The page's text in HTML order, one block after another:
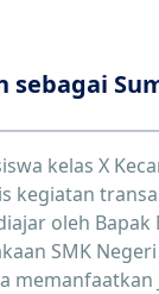
kelas X
kegiatan
oleh
SMK Negeri